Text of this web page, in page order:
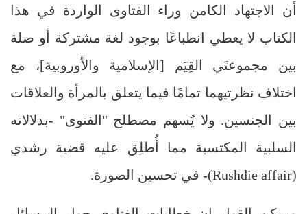
أن الاجتهاد الكامن وراء الفتاوى الواردة في هذا
الكتاب لا يعطي انطباعًا بوجود لغة مشتركة أو صلة
بين مجموعتَي القِيَم [الإسلامية والأوروبية]، مع
اختلاف نظرتيهما تمامًا فيما يتعلق بالمرأة والعلاقات
بين الجنسين. ولا يُسهم مصطلح "الفتوى" -بدلالاته
السلبية المكتسبة مما أُطلِق عليه قضية رشدي
(
Rushdie affair
)- في تحسين الصورة.